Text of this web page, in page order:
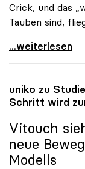
Crick, und das
Tauben sind,
Vitouch: „Bilder
...weiterlesen
uniko zu
Schritt wird
Vitouch
neue
Modells